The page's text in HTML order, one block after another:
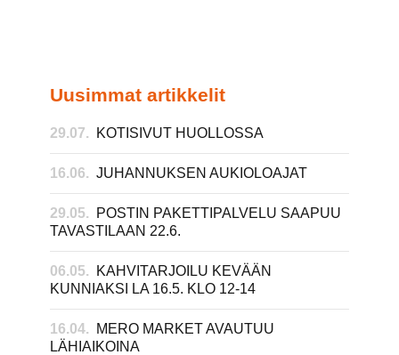
Uusimmat artikkelit
29.07. KOTISIVUT HUOLLOSSA
16.06. JUHANNUKSEN AUKIOLOAJAT
29.05.
POSTIN PAKETTIPALVELU SAAPUU
TAVASTILAAN 22.6.
06.05.
KAHVITARJOILU KEVÄÄN
KUNNIAKSI LA 16.5. KLO 12-14
16.04.
MERO MARKET AVAUTUU
LÄHIAIKOINA